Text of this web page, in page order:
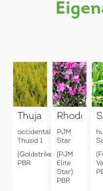
Thuja
occidentalis
Thusid 1
(Goldstrike)
PBR
PJM
Star
(PJM
Elite
Star)
PBR